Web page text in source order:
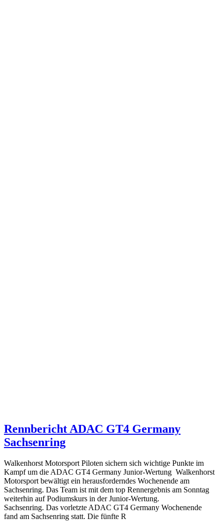
Rennbericht ADAC GT4 Germany
Sachsenring
Walkenhorst Motorsport Piloten sichern sich wichtige Punkte im
Kampf um die ADAC GT4 Germany Junior-Wertung Walkenhorst
Motorsport bewältigt ein herausforderndes Wochenende am
Sachsenring. Das Team ist mit dem top Rennergebnis am Sonntag
weiterhin auf Podiumskurs in der Junior-Wertung.
Sachsenring. Das vorletzte ADAC GT4 Germany Wochenende
fand am Sachsenring statt. Die fünfte R